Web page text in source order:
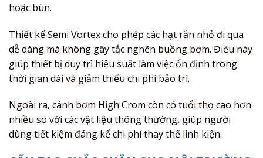
hoặc bùn.
Thiết kế Semi Vortex cho phép các hạt rắn nhỏ đi qua
dễ dàng mà không gây tắc nghẽn buồng bơm. Điều này
giúp thiết bị duy trì hiệu suất làm việc ổn định trong
thời gian dài và giảm thiểu chi phí bảo trì.
Ngoài ra, cánh bơm High Crom còn có tuổi thọ cao hơn
nhiều so với các vật liệu thông thường, giúp người
dùng tiết kiệm đáng kể chi phí thay thế linh kiện.